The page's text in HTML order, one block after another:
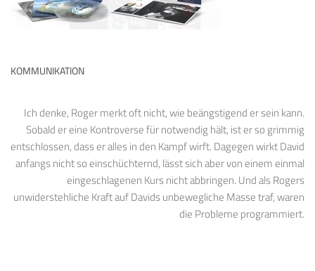
KOMMUNIKATION
Ich denke, Roger merkt oft nicht, wie beängstigend er sein kann.
Sobald er eine Kontroverse für notwendig hält, ist er so grimmig
entschlossen, dass er alles in den Kampf wirft. Dagegen wirkt David
anfangs nicht so einschüchternd, lässt sich aber von einem einmal
eingeschlagenen Kurs nicht abbringen. Und als Rogers
unwiderstehliche Kraft auf Davids unbewegliche Masse traf, waren
die Probleme programmiert.